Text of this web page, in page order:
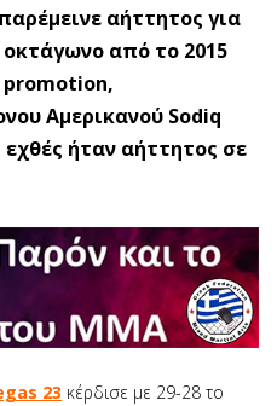
αήττητος για
από το 2015
promotion,
Αμερικανού Sodiq
ήταν αήττητος σε
23 κέρδισε με 29-28 το